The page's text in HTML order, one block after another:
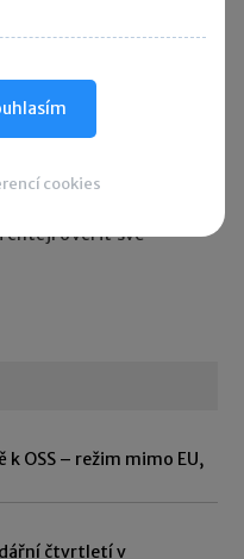
komunikaci přes
Průvodce upozorňuje
důchod. Publikace je
chtějí ověřit své
OSS – režim mimo EU,
čtvrtletí v
cookies